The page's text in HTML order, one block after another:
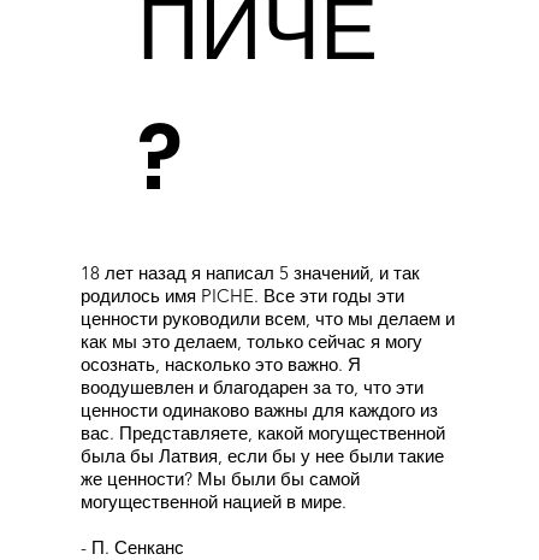
ПИЧЕ
?
18 лет назад я написал 5 значений, и так
родилось имя PICHE. Все эти годы эти
ценности руководили всем, что мы делаем и
как мы это делаем, только сейчас я могу
осознать, насколько это важно. Я
воодушевлен и благодарен за то, что эти
ценности одинаково важны для каждого из
вас. Представляете, какой могущественной
была бы Латвия, если бы у нее были такие
же ценности? Мы были бы самой
могущественной нацией в мире.
- П. Сенканс